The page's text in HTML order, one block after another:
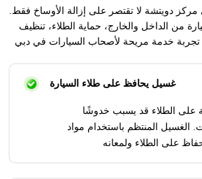
دويتشة لا تقتصر على إزالة الأوساخ فقط.
من الداخل والخارج، حماية الطلاء، تنظيف
غسيل يحافظ على طلاء السيارة
على الطلاء قد يسبب خدوشًا
الغسيل المنتظم باستخدام مواد